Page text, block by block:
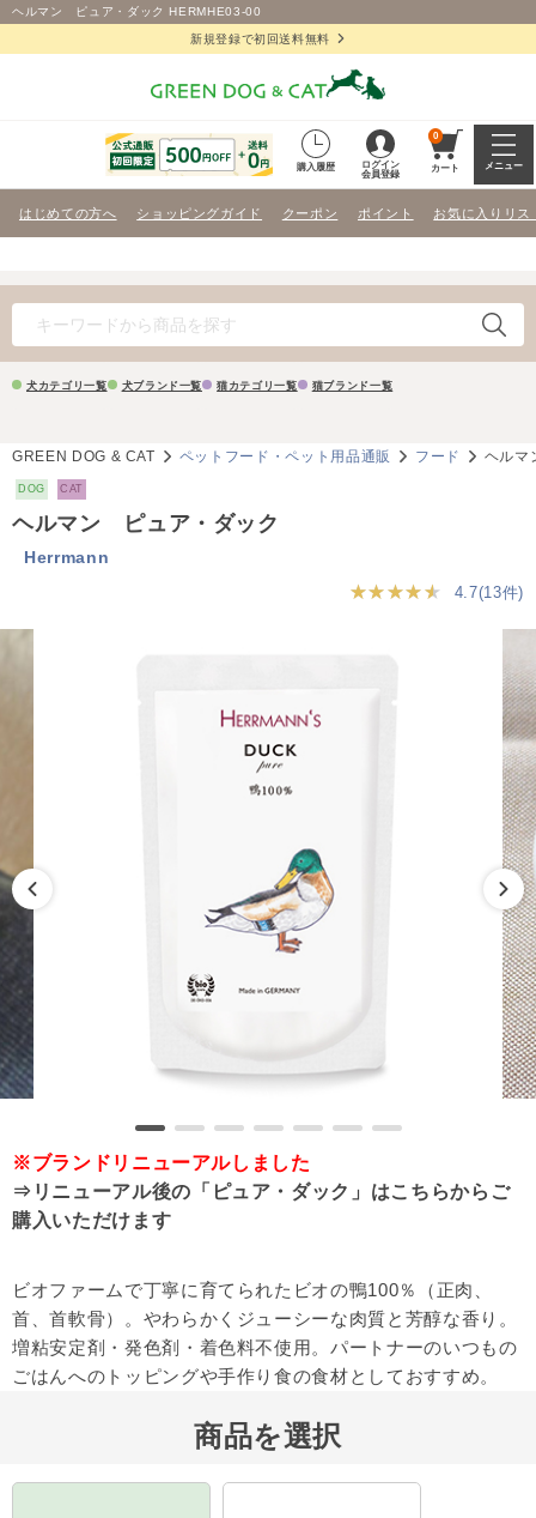
ヘルマン ピュア・ダック HERMHE03-00
新規登録で初回送料無料
購入履歴
ログイン
会員登録
0
カート メニュー
はじめての方へ ショッピングガイド クーポン ポイント お気に入りリス
犬カテゴリ一覧 犬ブランド一覧 猫カテゴリ一覧 猫ブランド一覧
GREEN DOG & CAT ペットフード・ペット用品通販 フード ヘル
DOG CAT
ヘルマン ピュア・ダック
Herrmann
★★★★★ 4.7(13件)
※ブランドリニューアルしました
⇒ リニューアル後の「ピュア・ダック」はこちらからご
購入いただけます
ビオファームで丁寧に育てられたビオの鴨100％（正肉、
首、首軟骨）。やわらかくジューシーな肉質と芳醇な香り。
増粘安定剤・発色剤・着色料不使用。パートナーのいつもの
ごはんへのトッピングや手作り食の食材としておすすめ。
商品を選択